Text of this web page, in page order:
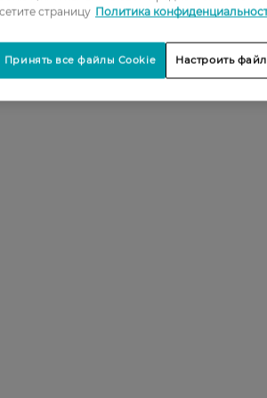
страницу Политика
Настроить
Принять все файлы Cookie